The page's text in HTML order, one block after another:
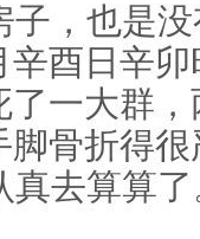
子，也是
酉日辛
了一大群
骨折得很
真去算算